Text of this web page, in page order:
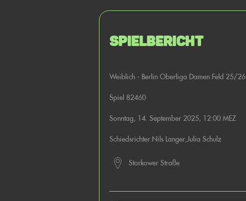
Spielbericht
Weiblich - Berlin Oberliga Damen Feld 25/26
Spiel 82460
Sonntag, 14. September 2025, 12:00 MEZ
Schiedsrichter:Nils Langer,Julia Schulz
Storkower Straße